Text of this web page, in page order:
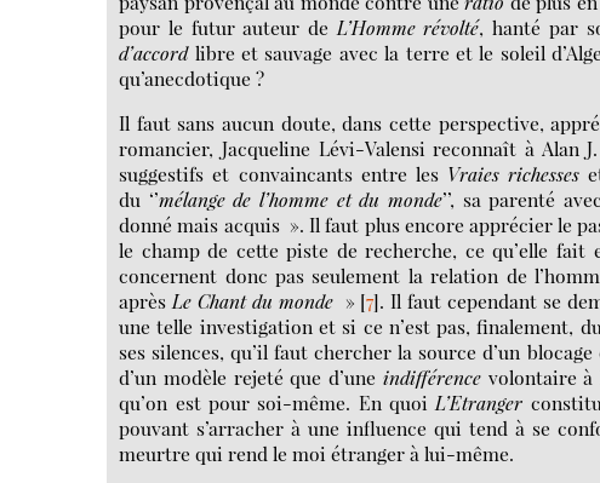
pour le futur auteur de L’Homme révolté, hanté par
d’accord libre et sauvage avec la terre et le soleil
qu’anecdotique ?
Il faut sans aucun doute, dans cette perspective,
romancier, Jacqueline Lévi-Valensi reconnaît à Alan
suggestifs et convaincants entre les Vraies richesses
du ‘’mélange de l’homme et du monde’’, sa parenté avec
donné mais acquis ». Il faut plus encore apprécier le
le champ de cette piste de recherche, ce qu’elle
concernent donc pas seulement la relation de
après Le Chant du monde» [7]. Il faut cependant se
une telle investigation et si ce n’est pas, finalement,
ses silences, qu’il faut chercher la source d’un
d’un modèle rejeté que d’une indifférencevolontaire à
qu’on est pour soi-même. En quoi L’Etranger
pouvant s’arracher à une influence qui tend à se
meurtre qui rend le moi étranger à lui-même.